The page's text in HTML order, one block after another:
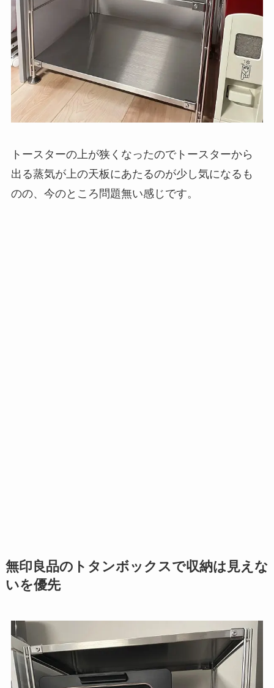
トースターの上が狭くなったのでトースターから
出る蒸気が上の天板にあたるのが少し気になるも
のの、今のところ問題無い感じです。
無印良品のトタンボックスで収納は見えな
いを優先